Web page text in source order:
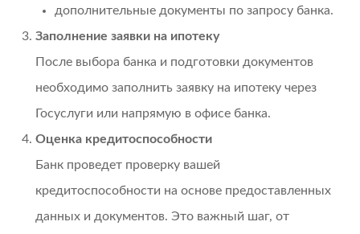
дополнительные документы по запросу банка.
Заполнение заявки на ипотеку
После выбора банка и подготовки документов
необходимо заполнить заявку на ипотеку через
Госуслуги или напрямую в офисе банка.
Оценка кредитоспособности
Банк проведет проверку вашей
кредитоспособности на основе предоставленных
данных и документов. Это важный шаг, от